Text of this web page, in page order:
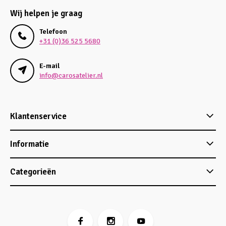
Wij helpen je graag
Telefoon
+31 (0)36 525 5680
E-mail
info@carosatelier.nl
Klantenservice
Informatie
Categorieën